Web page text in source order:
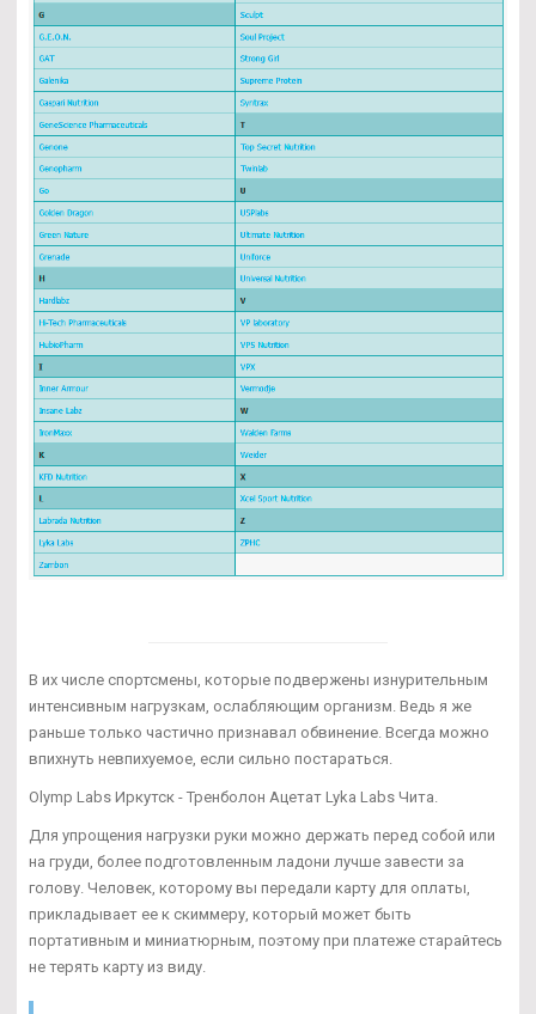
В их числе спортсмены, которые подвержены изнурительным
интенсивным нагрузкам, ослабляющим организм. Ведь я же
раньше только частично признавал обвинение. Всегда можно
впихнуть невпихуемое, если сильно постараться.
Olymp Labs Иркутск - Тренболон Ацетат Lyka Labs Чита.
Для упрощения нагрузки руки можно держать перед собой или
на груди, более подготовленным ладони лучше завести за
голову. Человек, которому вы передали карту для оплаты,
прикладывает ее к скиммеру, который может быть
портативным и миниатюрным, поэтому при платеже старайтесь
не терять карту из виду.